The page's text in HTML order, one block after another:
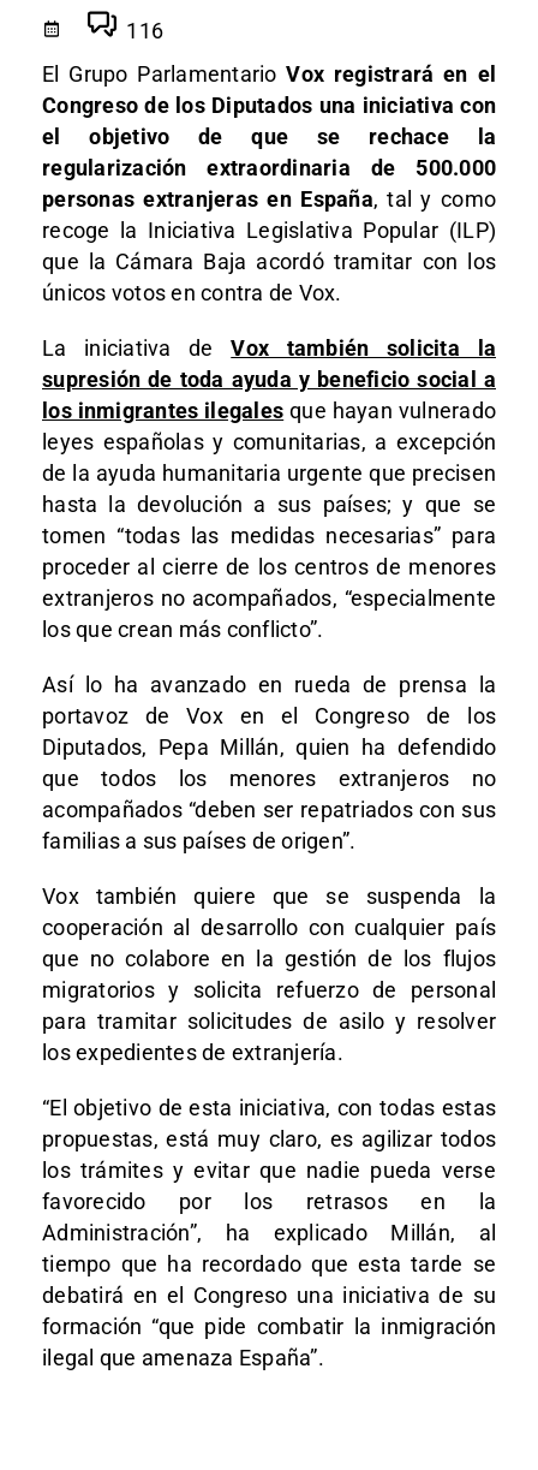
116
El Grupo Parlamentario Vox registrará en el
Congreso de los Diputados una iniciativa con
el objetivo de que se rechace la
regularización extraordinaria de 500.000
personas extranjeras en España, tal y como
recoge la Iniciativa Legislativa Popular (ILP)
que la Cámara Baja acordó tramitar con los
únicos votos en contra de Vox.
La iniciativa deVox también solicita la
supresión de toda ayuda y beneficio social a
los inmigrantes ilegales que hayan vulnerado
leyes españolas y comunitarias, a excepción
de la ayuda humanitaria urgente que precisen
hasta la devolución a sus países; y que se
tomen “todas las medidas necesarias” para
proceder al cierre de los centros de menores
extranjeros no acompañados, “especialmente
los que crean más conflicto”.
Así lo ha avanzado en rueda de prensa la
portavoz de Vox en el Congreso de los
Diputados, Pepa Millán, quien ha defendido
que todos los menores extranjeros no
acompañados “deben ser repatriados con sus
familias a sus países de origen”.
Vox también quiere que se suspenda la
cooperación al desarrollo con cualquier país
que no colabore en la gestión de los flujos
migratorios y solicita refuerzo de personal
para tramitar solicitudes de asilo y resolver
los expedientes de extranjería.
“El objetivo de esta iniciativa, con todas estas
propuestas, está muy claro, es agilizar todos
los trámites y evitar que nadie pueda verse
favorecido por los retrasos en la
Administración”, ha explicado Millán, al
tiempo que ha recordado que esta tarde se
debatirá en el Congreso una iniciativa de su
formación “que pide combatir la inmigración
ilegal que amenaza España”.